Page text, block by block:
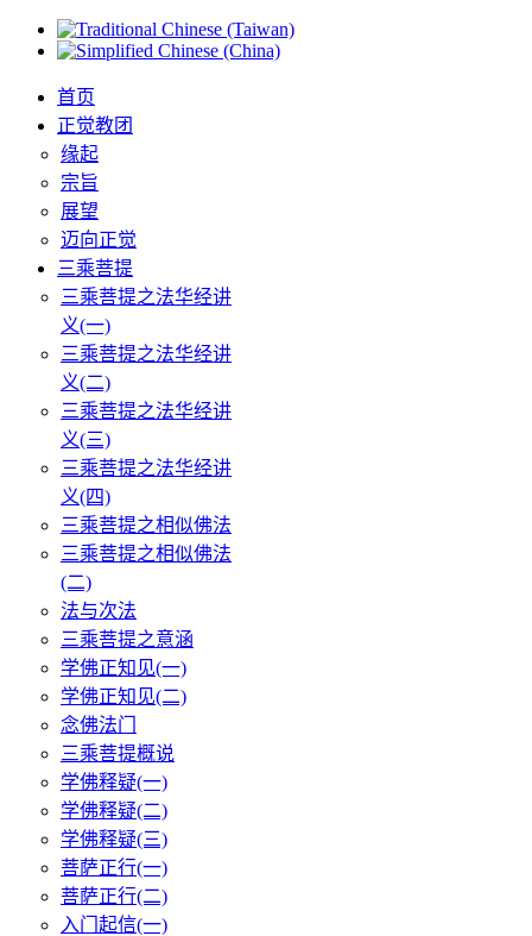
首页
正觉教团
缘起
宗旨
展望
迈向正觉
三乘菩提
三乘菩提之法华经讲
义(一)
三乘菩提之法华经讲
义(二)
三乘菩提之法华经讲
义(三)
三乘菩提之法华经讲
义(四)
三乘菩提之相似佛法
三乘菩提之相似佛法
(二)
法与次法
三乘菩提之意涵
学佛正知见(一)
学佛正知见(二)
念佛法门
三乘菩提概说
学佛释疑(一)
学佛释疑(二)
学佛释疑(三)
菩萨正行(一)
菩萨正行(二)
入门起信(一)